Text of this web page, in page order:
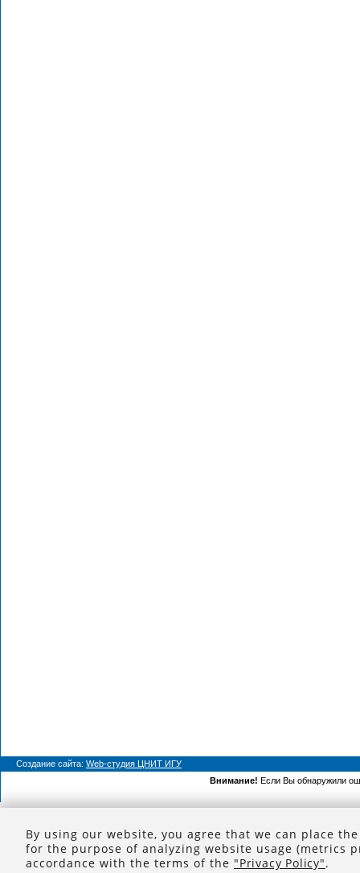
Создание сайта: Web-студия ЦНИТ ИГУ
Внимание! Если Вы обнаружили
By using our website, you agree that we can place
for the purpose of analyzing website usage (metrics
accordance with the terms of the "Privacy Policy".